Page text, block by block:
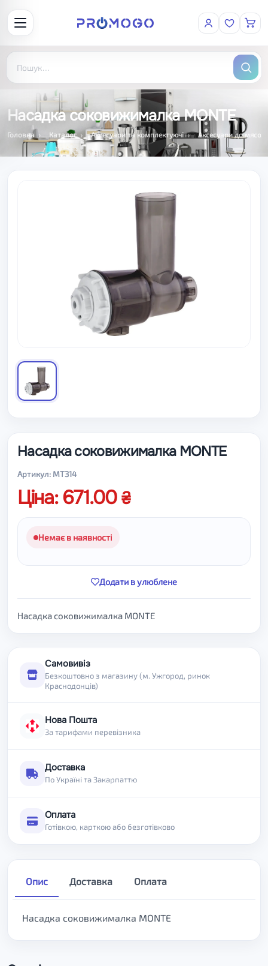
Насадка соковижималка MONTE
Головна Каталог Аксесуари та комплектуючі Аксесуари до
Насадка соковижималка MONTE
Артикул: MT314
Ціна: 671.00
Немає в наявності
Додати в улюблене
Насадка соковижималка MONTE
Самовивіз
Безкоштовно з магазину (м. Ужгород, ринок
Краснодонців)
Нова Пошта
За тарифами перевізника
Доставка
По Україні та Закарпаттю
Оплата
Готівкою, карткою або безготівково
Опис Доставка Оплата
Насадка соковижималка MONTE